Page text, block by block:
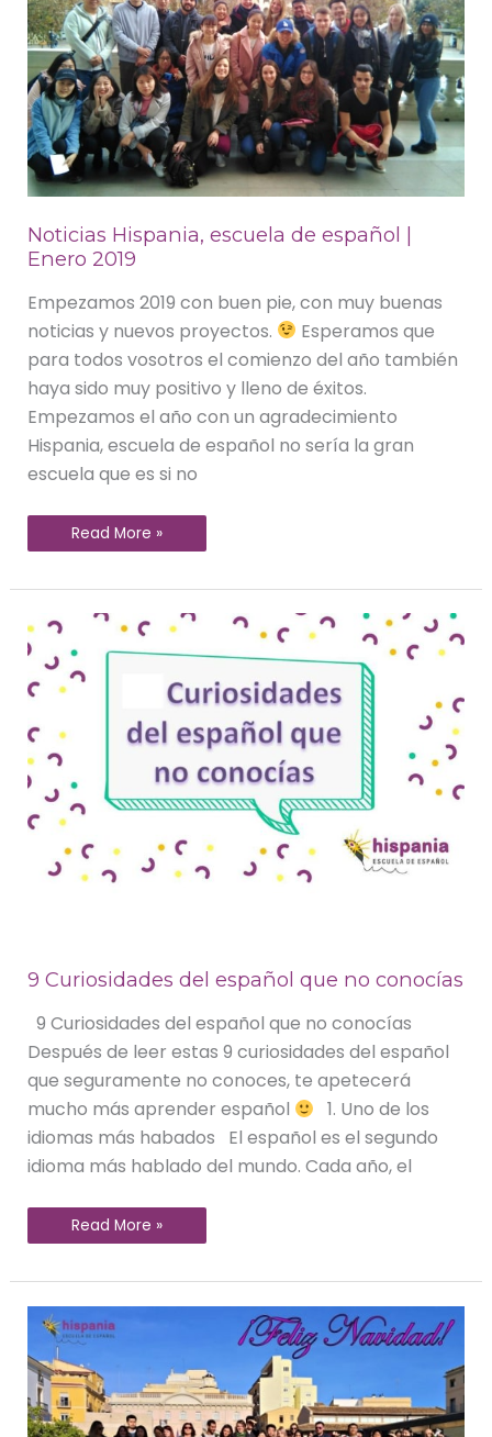
Noticias Hispania, escuela de español |
Enero 2019
Empezamos 2019 con buen pie, con muy buenas
noticias y nuevos proyectos.
Esperamos que
para todos vosotros el comienzo del año también
haya sido muy positivo y lleno de éxitos.
Empezamos el año con un agradecimiento
Hispania, escuela de español no sería la gran
escuela que es si no
Read More »
9 Curiosidades del español que no conocías
9 Curiosidades del español que no conocías
Después de leer estas 9 curiosidades del español
que seguramente no conoces, te apetecerá
mucho más aprender español
1. Uno de los
idiomas más habados El español es el segundo
idioma más hablado del mundo. Cada año, el
Curiosidades
del
español
que
Read More »
Noticias
Hispania,
escuela
español
|
Diciembre
2018